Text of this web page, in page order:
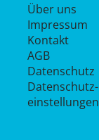
Über uns
Impressum
Kontakt
AGB
Datenschutz
Datenschutz­
einstellungen